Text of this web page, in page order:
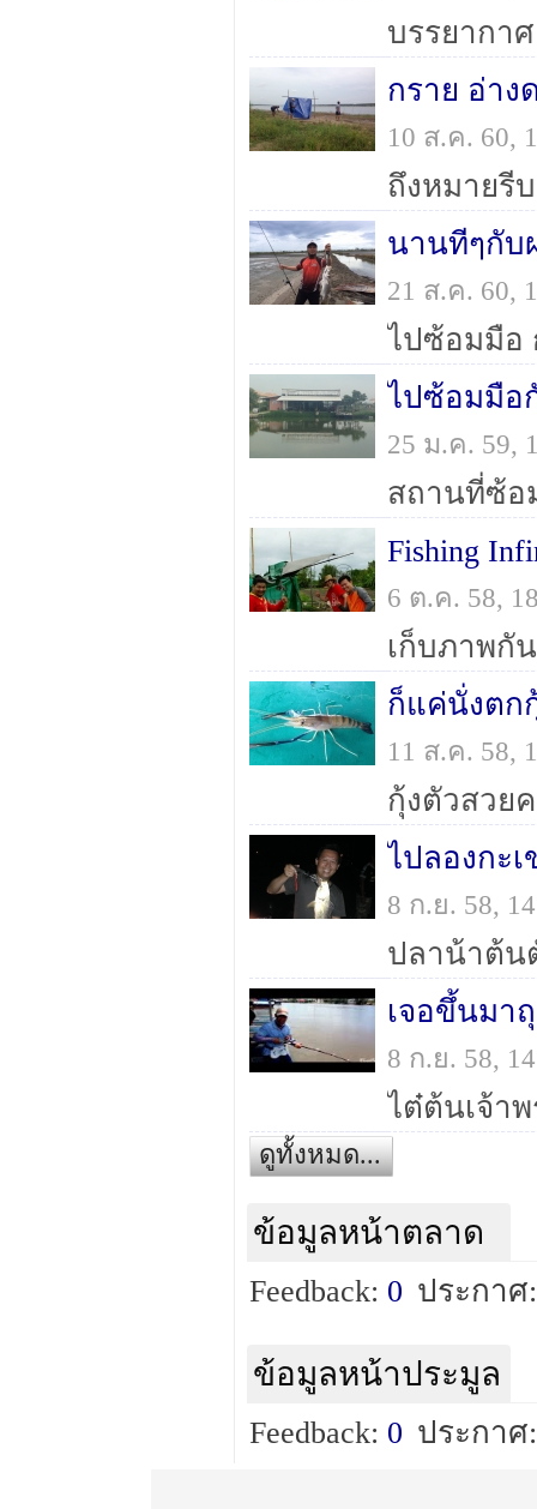
บรรยากา
กราย อ่าง
10 ส.ค. 60,
ถึงหมายรี
นานทีๆกับ
21 ส.ค. 60,
ไปซ้อมมือ
ไปซ้อมมื
25 ม.ค. 59,
สถานที่ซ้อ
Fishing
6 ต.ค. 58,
เก็บภาพกั
ก็แค่นั่งตก
11 ส.ค. 58,
กุ้งตัวสวย
ไปลองกะ
8 ก.ย. 58,
ปลาน้าต้น
เจอขึ้นมา
8 ก.ย. 58,
ดูทั้งหมด...
ข้อมูลหน้าตลาด
Feedback: 0 ประกาศ
ข้อมูลหน้าประมูล
Feedback: 0 ประกาศ